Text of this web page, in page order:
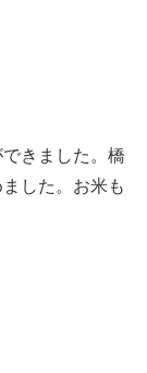
きました。橋
した。お米も